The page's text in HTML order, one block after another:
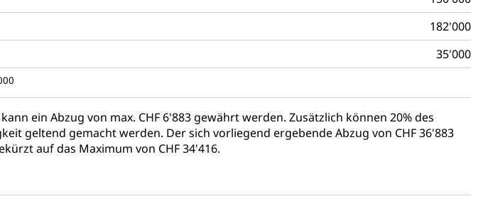
182'000
35'000
ein Abzug von max. CHF 6'883 gewährt werden. Zusätzlich können 20% des
geltend gemacht werden. Der sich vorliegend ergebende Abzug von CHF 36'883
auf das Maximum von CHF 34'416.